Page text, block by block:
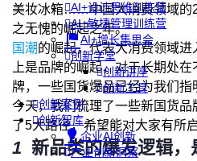
AI+设计思维训练营
AI+敏捷管理训练营
AI+增长集思会
创新学堂
创新讲座
创新工具
创新案例
创新智库
企业AI创新
产业创新洞察
美妆冰箱……中国大消费领域的
之无愧的崛起之年。
国潮的崛起，代表大消费领域进
上是品牌的崛起，对于长期处
牌，一些国货爆品已经为我们指
今天，我们梳理了一些新国货
了5大路径，希望能对大家有所启
1 新品类的爆发逻辑